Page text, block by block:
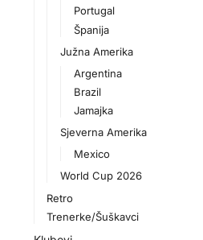
Portugal
Španija
Južna Amerika
Argentina
Brazil
Jamajka
Sjeverna Amerika
Mexico
World Cup 2026
Retro
Trenerke/Šuškavci